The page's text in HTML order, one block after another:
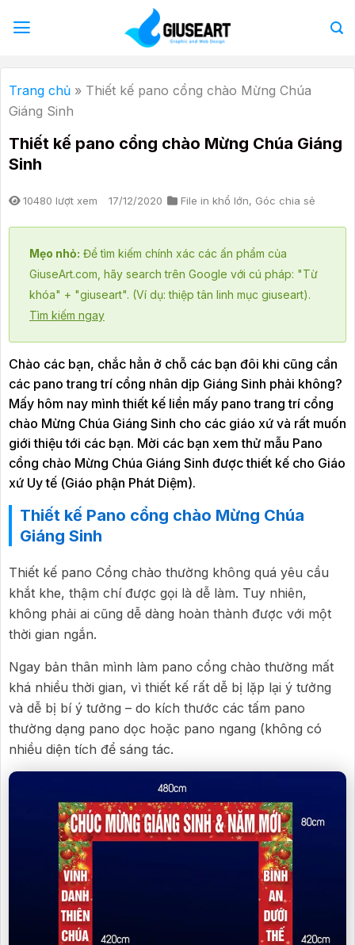
qua
dung
Trang chủ » Thiết kế pano cổng chào Mừng Chúa
Giáng Sinh
Thiết kế pano cổng chào Mừng Chúa Giáng
Sinh
10480 lượt xem 17/12/2020 File in khổ lớn, Góc chia sẻ
Mẹo nhỏ: Để tìm kiếm chính xác các ấn phẩm của
GiuseArt.com, hãy search trên Google với cú pháp: "Từ
khóa" + "giuseart". (Ví dụ: thiệp tân linh mục giuseart).
Tìm kiếm ngay
Chào các bạn, chắc hẳn ở chỗ các bạn đôi khi cũng cần
các pano trang trí cổng nhân dịp Giáng Sinh phải không?
Mấy hôm nay mình thiết kế liền mấy pano trang trí cổng
chào Mừng Chúa Giáng Sinh cho các giáo xứ và rất muốn
giới thiệu tới các bạn. Mời các bạn xem thử mẫu Pano
cổng chào Mừng Chúa Giáng Sinh được thiết kế cho Giáo
xứ Uy tế (Giáo phận Phát Diệm).
Thiết kế Pano cổng chào Mừng Chúa
Giáng Sinh
Thiết kế pano Cổng chào thường không quá yêu cầu
khắt khe, thậm chí được gọi là dễ làm. Tuy nhiên,
không phải ai cũng dễ dàng hoàn thành được với một
thời gian ngắn.
Ngay bản thân mình làm pano cổng chào thường mất
khá nhiều thời gian, vì thiết kế rất dễ bị lặp lại ý tưởng
và dễ bị bí ý tưởng – do kích thước các tấm pano
thường dạng pano dọc hoặc pano ngang (không có
nhiều diện tích để sáng tác.